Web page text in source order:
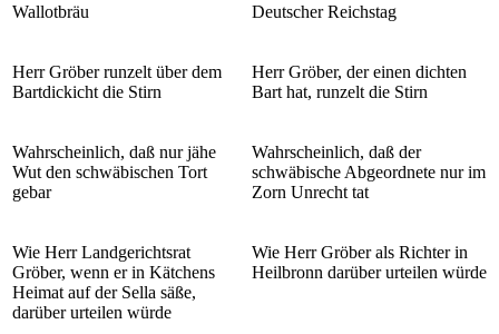
Wallotbräu Deutscher Reichstag
Herr Gröber runzelt über dem
Bartdickicht die Stirn
Herr Gröber, der einen dichten
Bart hat, runzelt die Stirn
Wahrscheinlich, daß nur jähe
Wut den schwäbischen Tort
gebar
Wahrscheinlich, daß der
schwäbische Abgeordnete nur im
Zorn Unrecht tat
Wie Herr Landgerichtsrat
Gröber, wenn er in Kätchens
Heimat auf der Sella säße,
darüber urteilen würde
Wie Herr Gröber als Richter in
Heilbronn darüber urteilen würde